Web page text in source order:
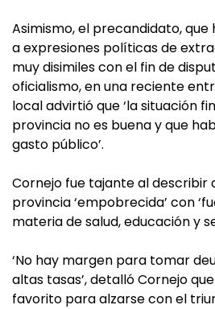
Asimismo, el precandidato,
a expresiones políticas de
muy disimiles con el fin de
oficialismo, en una reciente
local advirtió que ‘la situación
provincia no es buena y que
gasto público’.
Cornejo fue tajante al describir
provincia ‘empobrecida’ con
materia de salud, educación y
‘No hay margen para tomar
altas tasas’, detalló Cornejo
favorito para alzarse con el